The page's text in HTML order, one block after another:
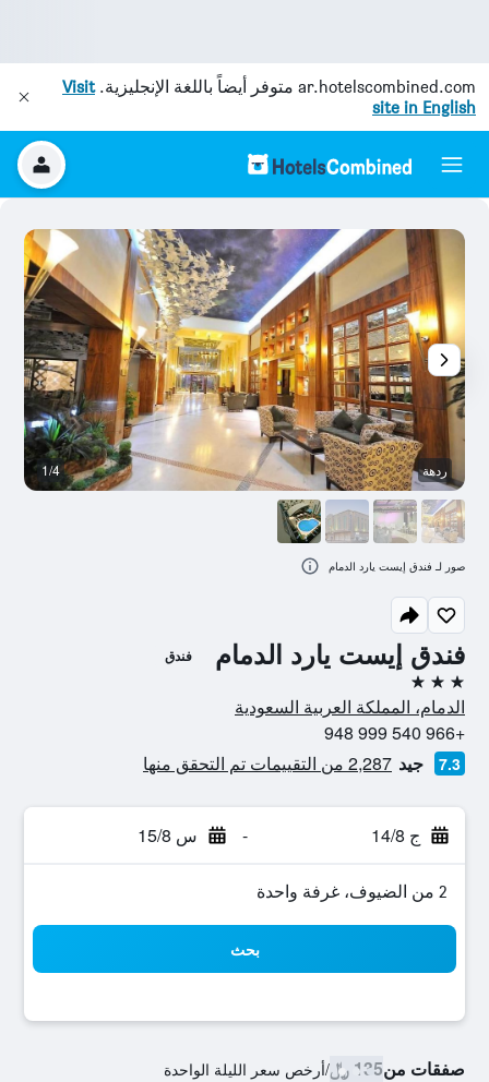
ar.hotelscombined.com متوفر أيضاً باللغة الإنجليزية.Visit
site in English
فندق إيست يارد الدمام فندق
3 نجوم
الدمام، المملكة العربية السعودية
+966 540 999 948
7.3 جيد 2,287 من التقييمات تم التحقق منها
ج 14/8 - س 15/8
2 من الضيوف، غرفة واحدة
بحث
صفقات من135 ﷼ /أرخص سعر الليلة الواحدة
ردهة 1/4
صور لـ فندق إيست يارد الدمام